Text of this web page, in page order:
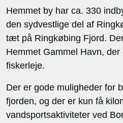
Hemmet by har ca. 330
den sydvestlige del af
tæt på Ringkøbing Fjord.
Hemmet Gammel Havn,
fiskerleje.
Der er gode muligheder for
fjorden, og der er kun få
vandsportsaktiviteter ved